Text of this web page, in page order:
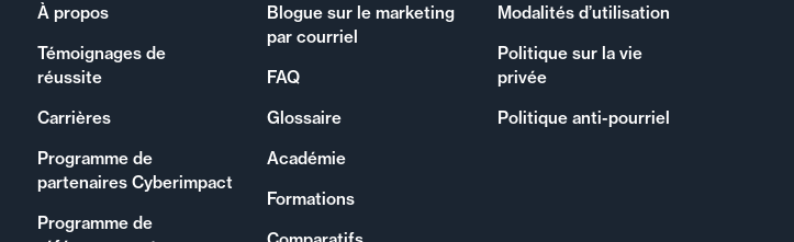
À propos
Témoignages de
réussite
Carrières
Programme de
partenaires Cyberimpact
Programme de
Blogue sur le marketing
par courriel
FAQ
Glossaire
Académie
Formations
Modalités d’utilisation
Politique sur la vie
privée
Politique anti-pourriel